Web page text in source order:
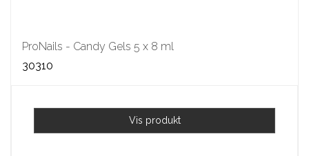
ProNails - Candy Gels 5 x 8 ml
30310
Vis produkt